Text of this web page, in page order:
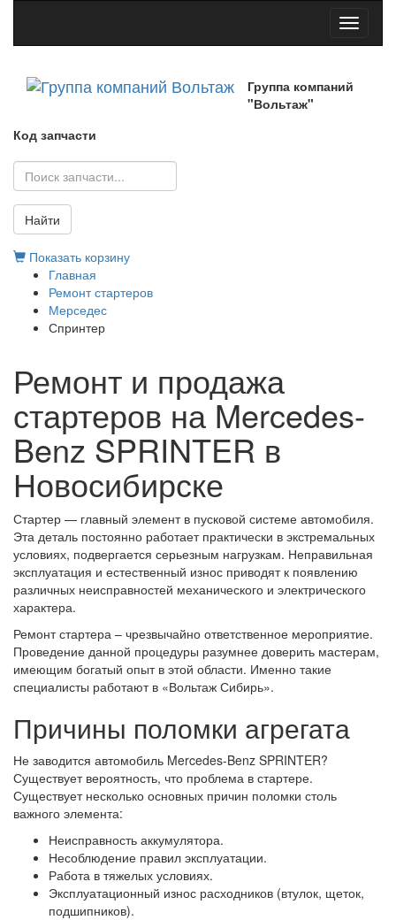
Toggle
Группа компаний
"Вольтаж"
Код запчасти
Найти
Показать корзину
Главная
Ремонт стартеров
Мерседес
Спринтер
Ремонт и продажа
стартеров на Mercedes-
Benz SPRINTER в
Новосибирске
Стартер — главный элемент в пусковой системе автомобиля.
Эта деталь постоянно работает практически в экстремальных
условиях, подвергается серьезным нагрузкам. Неправильная
эксплуатация и естественный износ приводят к появлению
различных неисправностей механического и электрического
характера.
Ремонт стартера – чрезвычайно ответственное мероприятие.
Проведение данной процедуры разумнее доверить мастерам,
имеющим богатый опыт в этой области. Именно такие
специалисты работают в «Вольтаж Сибирь».
Причины поломки агрегата
Не заводится автомобиль Mercedes-Benz SPRINTER?
Существует вероятность, что проблема в стартере.
Существует несколько основных причин поломки столь
важного элемента:
Неисправность аккумулятора.
Несоблюдение правил эксплуатации.
Работа в тяжелых условиях.
Эксплуатационный износ расходников (втулок, щеток,
подшипников).